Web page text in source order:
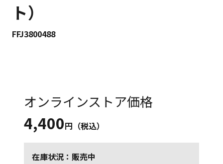
ト）
FFJ3800488
オンラインストア価格
4,400円（税込）
在庫状況：販売中